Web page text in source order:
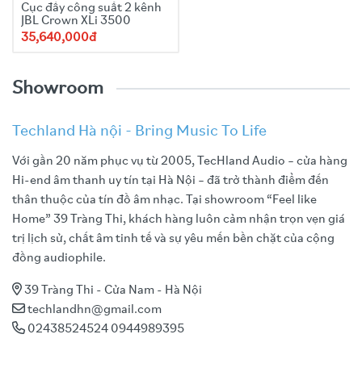
Cục đẩy công suất 2 kênh
JBL Crown XLi 3500
35,640,000đ
Showroom
Techland Hà nội - Bring Music To Life
Với gần 20 năm phục vụ từ 2005, TecHland Audio – cửa hàng
Hi-end âm thanh uy tín tại Hà Nội – đã trở thành điểm đến
thân thuộc của tín đồ âm nhạc. Tại showroom “Feel like
Home” 39 Tràng Thi, khách hàng luôn cảm nhận trọn vẹn giá
trị lịch sử, chất âm tinh tế và sự yêu mến bền chặt của cộng
đồng audiophile.
39 Tràng Thi - Cửa Nam - Hà Nội
techlandhn@gmail.com
02438524524 0944989395